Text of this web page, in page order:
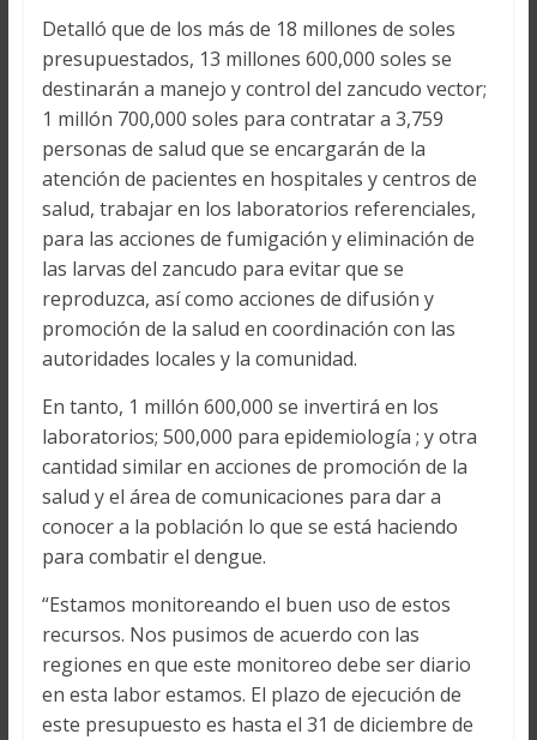
Detalló que de los más de 18 millones de soles
presupuestados, 13 millones 600,000 soles se
destinarán a manejo y control del zancudo vector;
1 millón 700,000 soles para contratar a 3,759
personas de salud que se encargarán de la
atención de pacientes en hospitales y centros de
salud, trabajar en los laboratorios referenciales,
para las acciones de fumigación y eliminación de
las larvas del zancudo para evitar que se
reproduzca, así como acciones de difusión y
promoción de la salud en coordinación con las
autoridades locales y la comunidad.
En tanto, 1 millón 600,000 se invertirá en los
laboratorios; 500,000 para epidemiología ; y otra
cantidad similar en acciones de promoción de la
salud y el área de comunicaciones para dar a
conocer a la población lo que se está haciendo
para combatir el dengue.
“Estamos monitoreando el buen uso de estos
recursos. Nos pusimos de acuerdo con las
regiones en que este monitoreo debe ser diario
en esta labor estamos. El plazo de ejecución de
este presupuesto es hasta el 31 de diciembre de